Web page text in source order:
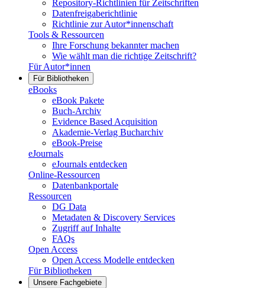
Repository-Richtlinien für Zeitschriften
Datenfreigaberichtlinie
Richtlinie zur Autor*innenschaft
Tools & Ressourcen
Ihre Forschung bekannter machen
Wie wählt man die richtige Zeitschrift?
Für Autor*innen
Für Bibliotheken
eBooks
eBook Pakete
Buch-Archiv
Evidence Based Acquisition
Akademie-Verlag Bucharchiv
eBook-Preise
eJournals
eJournals entdecken
Online-Ressourcen
Datenbankportale
Ressourcen
DG Data
Metadaten & Discovery Services
Zugriff auf Inhalte
FAQs
Open Access
Open Access Modelle entdecken
Für Bibliotheken
Unsere Fachgebiete